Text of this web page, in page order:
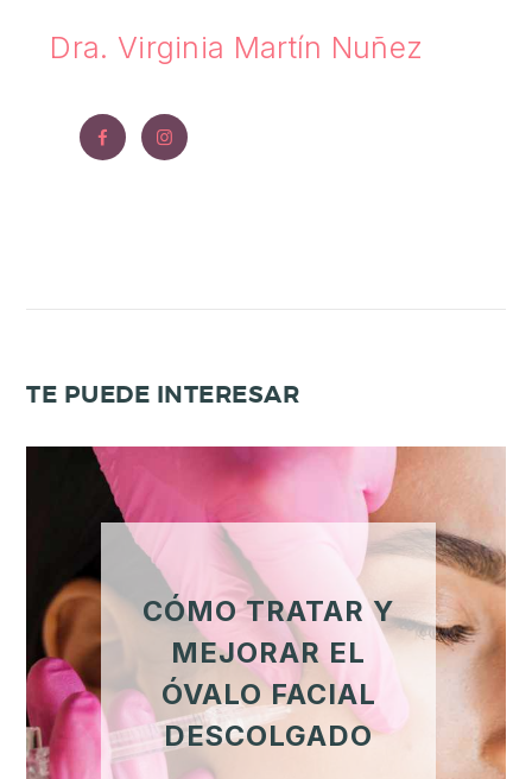
Dra. Virginia Martín Nuñez
TE PUEDE INTERESAR
CÓMO TRATAR Y
MEJORAR EL
ÓVALO FACIAL
DESCOLGADO